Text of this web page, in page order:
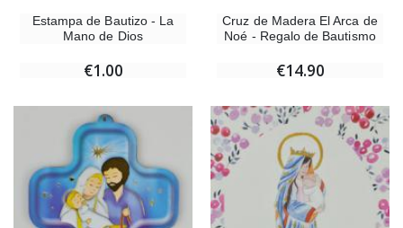
Estampa de Bautizo - La
Mano de Dios
€1.00
Cruz de Madera El Arca de
Noé - Regalo de Bautismo
€14.90